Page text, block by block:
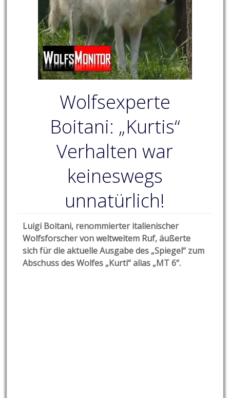
Wolfsexperte
Boitani: „Kurtis“
Verhalten war
keineswegs
unnatürlich!
Luigi Boitani, renommierter italienischer
Wolfsforscher von weltweitem Ruf, äußerte
sich für die aktuelle Ausgabe des „Spiegel“ zum
Abschuss des Wolfes „Kurti“ alias „MT 6“.